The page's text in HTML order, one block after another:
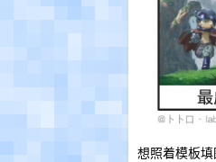
想照着模板